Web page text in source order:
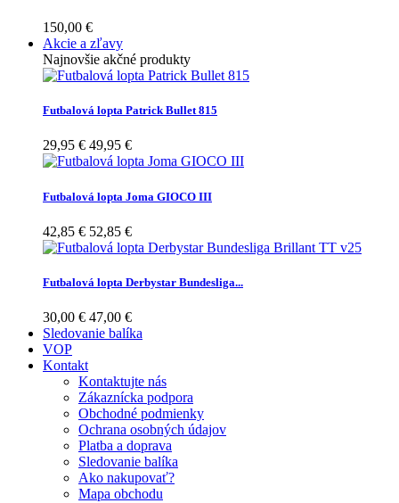
150,00 €
Akcie a zľavy
Najnovšie akčné produkty
Futbalová lopta Patrick Bullet 815
29,95 € 49,95 €
Futbalová lopta Joma GIOCO III
42,85 € 52,85 €
Futbalová lopta Derbystar Bundesliga...
30,00 € 47,00 €
Sledovanie balíka
VOP
Kontakt
Kontaktujte nás
Zákaznícka podpora
Obchodné podmienky
Ochrana osobných údajov
Platba a doprava
Sledovanie balíka
Ako nakupovať?
Mapa obchodu